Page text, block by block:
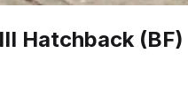
III Hatchback (BF)